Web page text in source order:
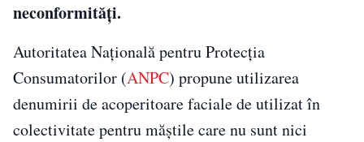
neconformități.
Autoritatea Naţională pentru Protecţia
Consumatorilor (ANPC) propune utilizarea
denumirii de acoperitoare faciale de utilizat în
colectivitate pentru măştile care nu sunt nici